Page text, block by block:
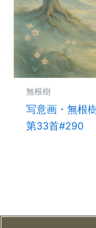
無根樹
写意画・無根
第33首#290